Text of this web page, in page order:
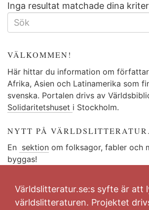
Inga resultat matchade dina
SÖKFORMULÄR
VÄLKOMMEN!
Här hittar du information om
Afrika, Asien och Latinamerika som
svenska. Portalen drivs av
Solidaritetshuset i Stockholm.
NYTT PÅ
En sektion om folksagor, fabler och
byggas!
Världslitteratur.se:s syfte är att
världslitteraturen. Projektet